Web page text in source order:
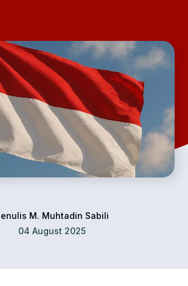
M. Muhtadin Sabili
04 August 2025